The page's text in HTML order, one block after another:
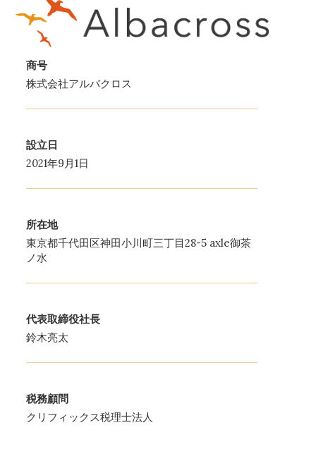
商号
株式会社アルバクロス
設立日
2021年9月1日
所在地
東京都千代田区神田小川町三丁目28-5 axle御茶
ノ水
代表取締役社長
鈴木亮太
税務顧問
クリフィックス税理士法人